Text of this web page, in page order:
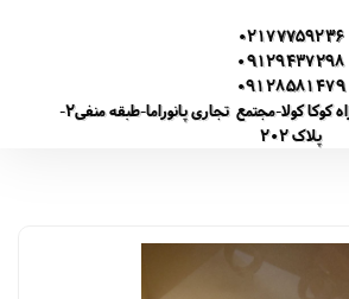
02177759236
09129437298
09128581479
تهران- خیابان پیروزی-چهارراه کوکا کولا-مجتمع تجاری پانوراما-طبقه منفی2-
پلاک 202